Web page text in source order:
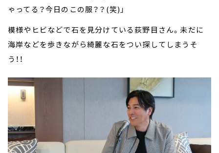
ゃってる？今日のこの服？？(笑)」
模様やヒビなどで石を見分けている荻野目さん。未だに
海岸などを歩きながら綺麗な石をつい探してしまうそ
う！！